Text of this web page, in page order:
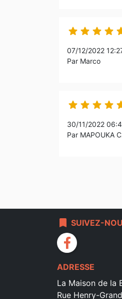
   
07/12/2022
Par Marco
   
30/11/2022
Par MAPOUKA
bookmark SUIVEZ-
facebook
ADRESSE
La Maison de la
Rue Henry-